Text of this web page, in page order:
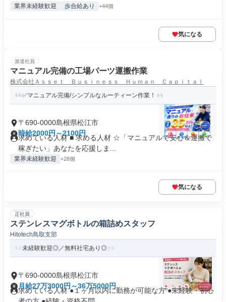
業界未経験歓迎 歩合給あり +44個
気になる
派遣社員
マニュアル完備の工場パーツ運搬作業
株式会社Ａｓｓｅｔ Ｂｕｓｉｎｅｓｓ Ｈｕｍａｎ Ｃａｐｉｔａｌ
✅マニュアル完備/シンプルなルーティーン作業！
〒690-0000島根県松江市
時給2000円～2100円
求めている人材 ■ 求める人材 ☆「マニュアルで安心＆運搬で
稼ぎたい」あなたを応援しま...
業界未経験歓迎 +28個
気になる
正社員
ステンレスマグボトルの箱詰めスタッフ
Hitotech鳥取支部
未経験歓迎◎／無料社宅あり◎
〒690-0000島根県松江市
月給27万3000円～36万5000円
求めている人材 ●１ヶ月以内に勤務が可能な方 ●未経験・初心